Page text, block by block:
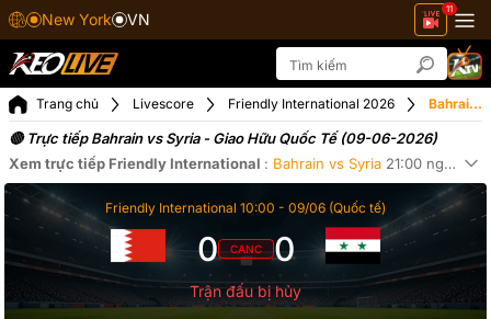
New York VN
11
Trang chủ Livescore Friendly International 2026 Bahrain vs Syria ngày 09-06-2026
🔴 Trực tiếp Bahrain vs Syria - Giao Hữu Quốc Tế (09-06-2026)
Xem trực tiếp Friendly International : Bahrain vs Syria 21:00 ngày 09-
Friendly International 10:00 - 09/06 (Quốc tế)
0 CANC 0
Trận đấu bị hủy